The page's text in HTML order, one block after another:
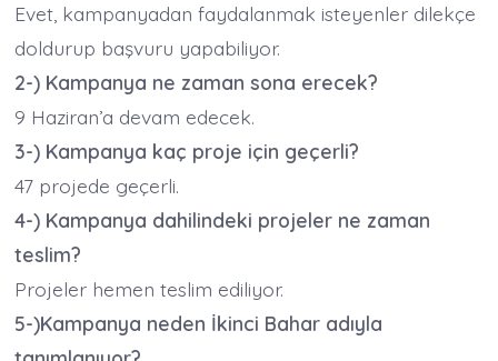
Evet, kampanyadan faydalanmak isteyenler dilekçe
doldurup başvuru yapabiliyor.
2-) Kampanya ne zaman sona erecek?
9 Haziran’a devam edecek.
3-) Kampanya kaç proje için geçerli?
47 projede geçerli.
4-) Kampanya dahilindeki projeler ne zaman
teslim?
Projeler hemen teslim ediliyor.
5-)Kampanya neden İkinci Bahar adıyla